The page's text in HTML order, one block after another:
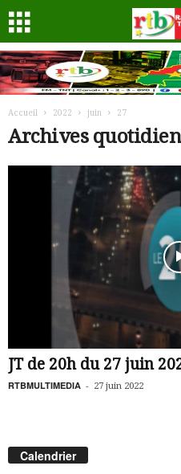
Accueil 2022 juin 27
Archives
JT de 20h du 27 juin
RTBMULTIMEDIA - 27 juin 2022
Calendrier